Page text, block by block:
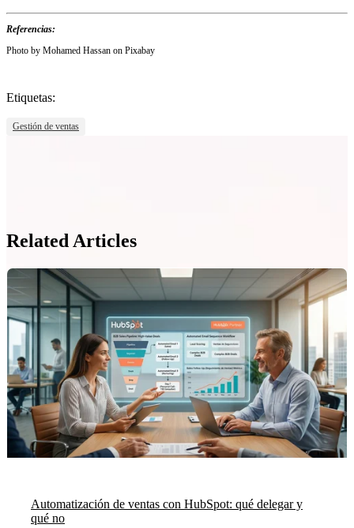
Referencias:
Photo by Mohamed Hassan on Pixabay
Etiquetas:
Gestión de ventas
Related Articles
Automatización de ventas con HubSpot: qué delegar y
qué no